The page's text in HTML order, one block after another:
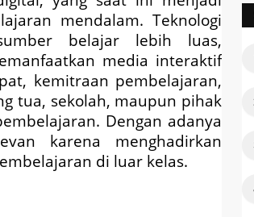
mendalam. Teknologi
belajar lebih luas,
media interaktif
kemitraan pembelajaran,
tua, sekolah, maupun pihak
Dengan adanya
karena menghadirkan
di luar kelas.